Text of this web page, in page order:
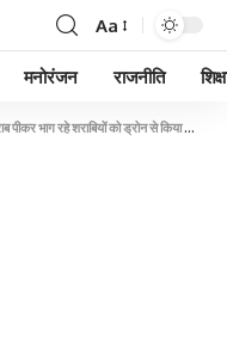
Aa
मनोरंजन राजनीति
भाग रहे शराबियों को ड्रोन से किया गिरफ्तार